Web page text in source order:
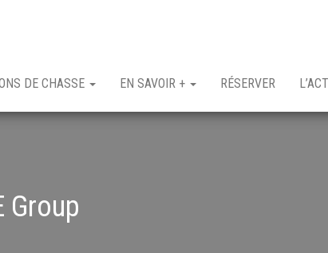
DE CHASSE EN SAVOIR + RÉSERVER
Group